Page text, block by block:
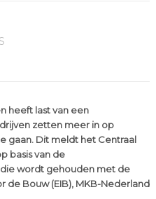
heeft last van een
zetten meer in op
gaan. Dit meldt het Centraal
basis van de
wordt gehouden met de
de Bouw (EIB), MKB-Nederland